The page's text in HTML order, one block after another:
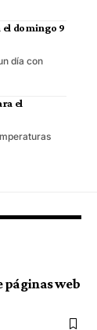
el domingo 9
día con
el
páginas web